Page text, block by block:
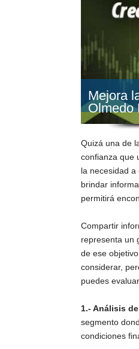
Mejora
Olmedo
Quizá una de
confianza que
la necesidad
brindar
permitirá
Compartir
representa un
de ese
considerar,
puedes
1.- Análisis
segmento
condiciones